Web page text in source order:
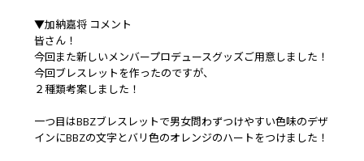
▼加納嘉将 コメント
皆さん！
今回また新しいメンバープロデュースグッズご用意しました！
今回ブレスレットを作ったのですが、
２種類考案しました！
一つ目はBBZブレスレットで男女問わずつけやすい色味のデザ
インにBBZの文字とバリ色のオレンジのハートをつけました！